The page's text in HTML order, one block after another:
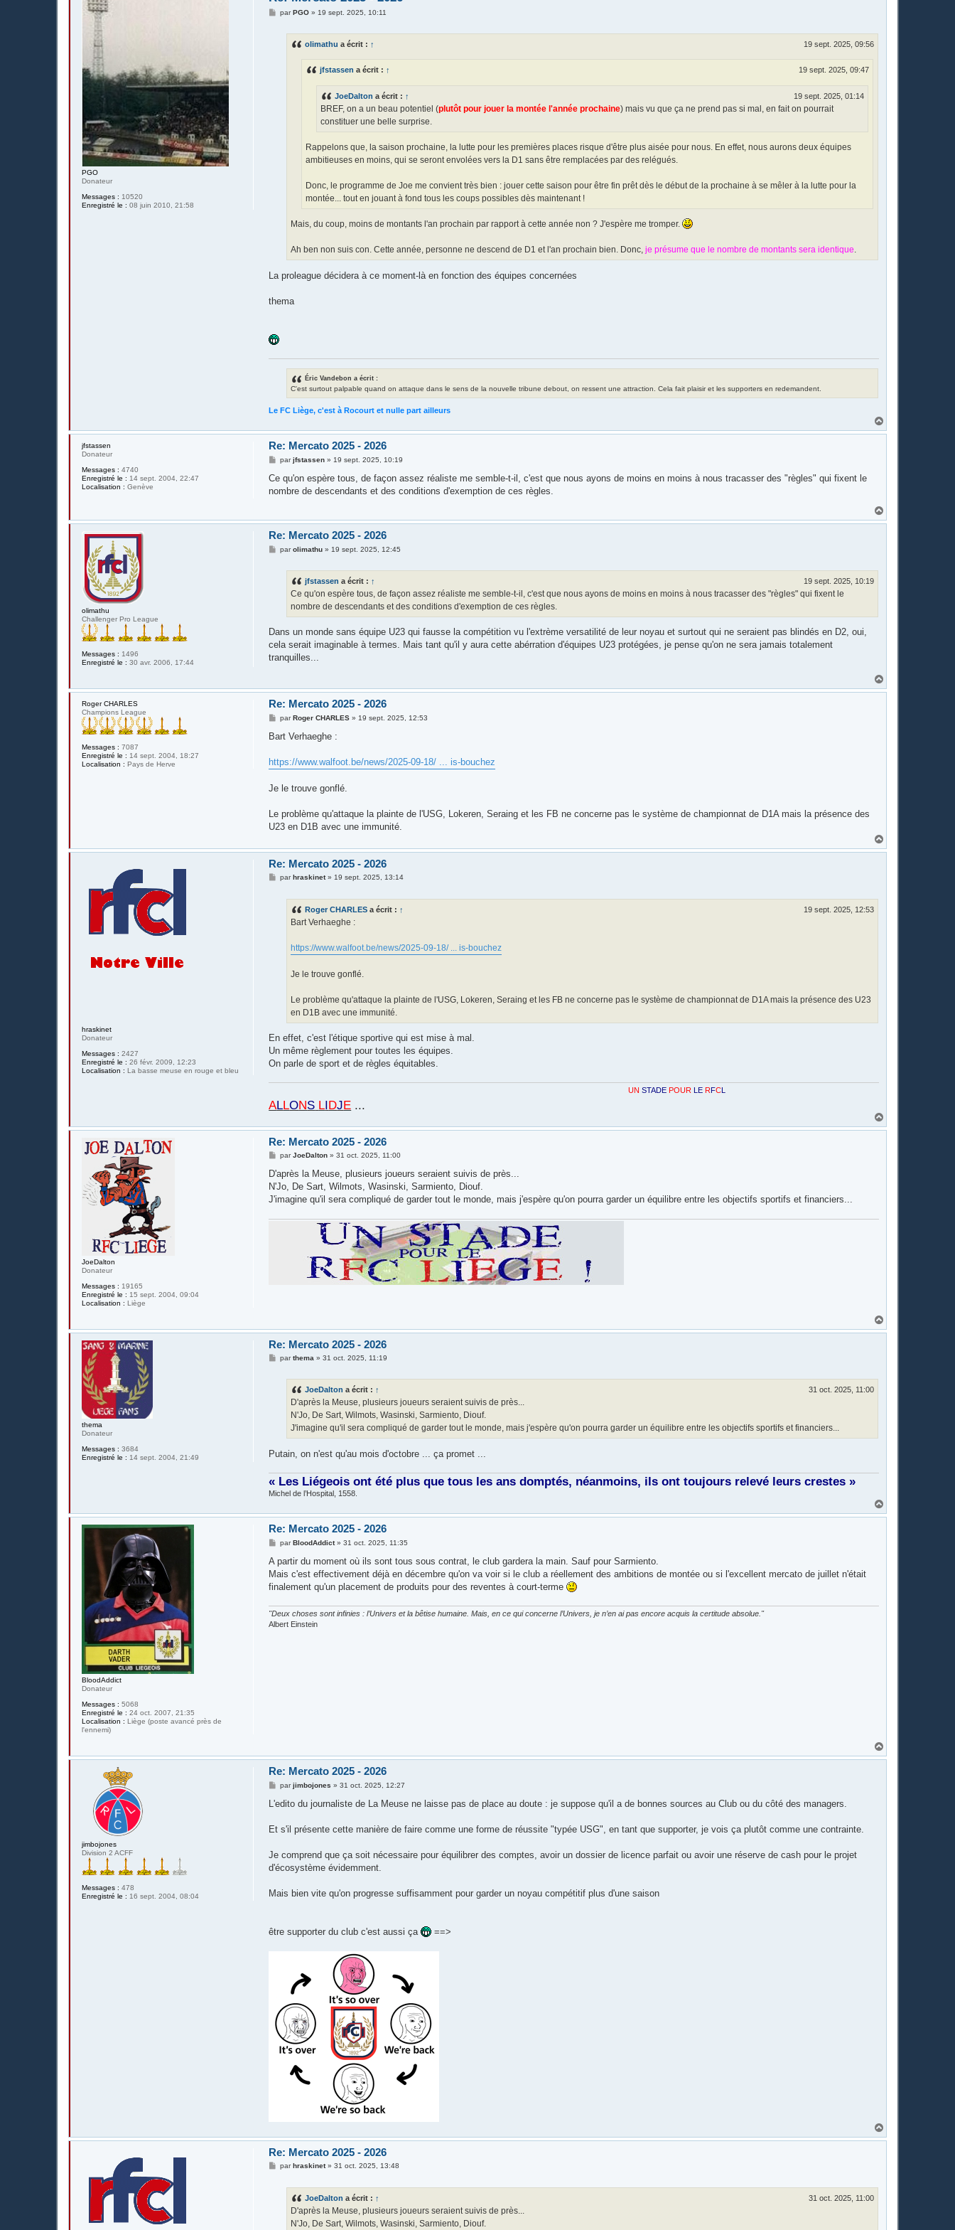
PGO
Donateur
Messages : 10520
Enregistré le : 08 juin 2010, 21:58
MparPGO » 19 sept. 2025, 10:11
olimathu a écrit : ↑ 19 sept. 2025, 09:56
jfstassen a écrit : ↑ 19 sept. 2025, 09:47
JoeDalton a écrit : ↑ 19 sept. 2025, 01:14
BREF, on a un beau potentiel (plutôt pour jouer la montée l'année prochaine) mais vu que ça ne prend pas si mal, en fait on pourrait
constituer une belle surprise.
Rappelons que, la saison prochaine, la lutte pour les premières places risque d'être plus aisée pour nous. En effet, nous aurons deux équipes
ambitieuses en moins, qui se seront envolées vers la D1 sans être remplacées par des relégués.
Donc, le programme de Joe me convient très bien : jouer cette saison pour être fin prêt dès le début de la prochaine à se mêler à la lutte pour la
montée... tout en jouant à fond tous les coups possibles dès maintenant !
Mais, du coup, moins de montants l'an prochain par rapport à cette année non ? J'espère me tromper.
Ah ben non suis con. Cette année, personne ne descend de D1 et l'an prochain bien. Donc,je présume que le nombre de montants sera identique.
La proleague décidera à ce moment-là en fonction des équipes concernées
thema
Éric Vandebon a écrit :
C'est surtout palpable quand on attaque dans le sens de la nouvelle tribune debout, on ressent une attraction. Cela fait plaisir et les supporters en redemandent.
Le FC Liège, c'est à Rocourt et nulle part ailleurs
a
jfstassen
Donateur
Messages : 4740
Enregistré le : 14 sept. 2004, 22:47
Localisation : Genève
Re: Mercato 2025 - 2026
M
s
a
parjfstassen » 19 sept. 2025, 10:19
Ce qu'on espère tous, de façon assez réaliste me semble-t-il, c'est que nous ayons de moins en moins à nous tracasser des "règles" qui fixent le
nombre de descendants et des conditions d'exemption de ces règles.
a
olimathu
Challenger Pro League
Messages : 1496
Enregistré le : 30 avr. 2006, 17:44
Re: Mercato 2025 - 2026
Mparolimathu » 19 sept. 2025, 12:45
jfstassen a écrit : ↑ 19 sept. 2025, 10:19
Ce qu'on espère tous, de façon assez réaliste me semble-t-il, c'est que nous ayons de moins en moins à nous tracasser des "règles" qui fixent le
nombre de descendants et des conditions d'exemption de ces règles.
Dans un monde sans équipe U23 qui fausse la compétition vu l'extrème versatilité de leur noyau et surtout qui ne seraient pas blindés en D2, oui,
cela serait imaginable à termes. Mais tant qu'il y aura cette abérration d'équipes U23 protégées, je pense qu'on ne sera jamais totalement
tranquilles...
a
Roger CHARLES
Champions League
Messages : 7087
Enregistré le : 14 sept. 2004, 18:27
Localisation : Pays de Herve
Re: Mercato 2025 - 2026
M
s
g
e
parRoger CHARLES » 19 sept. 2025, 12:53
Bart Verhaeghe :
https://www.walfoot.be/news/2025-09-18/ ... is-bouchez
Je le trouve gonflé.
Le problème qu'attaque la plainte de l'USG, Lokeren, Seraing et les FB ne concerne pas le système de championnat de D1A mais la présence des
U23 en D1B avec une immunité.
a
hraskinet
Donateur
Messages : 2427
Enregistré le : 26 févr. 2009, 12:23
Localisation : La basse meuse en rouge et bleu
Re: Mercato 2025 - 2026
Mparhraskinet»19 sept. 2025, 13:14
Roger CHARLES a écrit : ↑ 19 sept. 2025, 12:53
Bart Verhaeghe :
https://www.walfoot.be/news/2025-09-18/ ... is-bouchez
Je le trouve gonflé.
Le problème qu'attaque la plainte de l'USG, Lokeren, Seraing et les FB ne concerne pas le système de championnat de D1A mais la présence des U23
en D1B avec une immunité.
En effet, c'est l'étique sportive qui est mise à mal.
Un même règlement pour toutes les équipes.
On parle de sport et de règles équitables.
POUR LE RF CL
AL LONS L IDJE
a
JoeDalton
Donateur
Messages : 19165
Enregistré le : 15 sept. 2004, 09:04
Localisation : Liège
Re: Mercato 2025 - 2026
M
s
a
g
parJoeDalton »31 oct. 2025, 11:00
D'après la Meuse, plusieurs joueurs seraient suivis de près...
N'Jo, De Sart, Wilmots, Wasinski, Sarmiento, Diouf.
J'imagine qu'il sera compliqué de garder tout le monde, mais j'espère qu'on pourra garder un équilibre entre les objectifs sportifs et financiers...
a
thema
Donateur
Messages : 3684
Enregistré le : 14 sept. 2004, 21:49
Re: Mercato 2025 - 2026
Mparthema »31 oct. 2025, 11:19
JoeDalton a écrit : ↑ 31 oct. 2025, 11:00
D'après la Meuse, plusieurs joueurs seraient suivis de près...
N'Jo, De Sart, Wilmots, Wasinski, Sarmiento, Diouf.
J'imagine qu'il sera compliqué de garder tout le monde, mais j'espère qu'on pourra garder un équilibre entre les objectifs sportifs et financiers...
Putain, on n'est qu'au mois d'octobre ... ça promet ...
« Les Liégeois ont été plus que tous les ans domptés, néanmoins, ils ont toujours relevé leurs crestes »
Michel de l’Hospital, 1558.
a
BloodAddict
Donateur
Messages : 5068
Enregistré le : 24 oct. 2007, 21:35
Localisation : Liège (poste avancé près de
l'ennemi)
Re: Mercato 2025 - 2026
M
s
s
a
g
parBloodAddict»31 oct. 2025, 11:35
A partir du moment où ils sont tous sous contrat, le club gardera la main. Sauf pour Sarmiento.
Mais c'est effectivement déjà en décembre qu'on va voir si le club a réellement des ambitions de montée ou si l'excellent mercato de juillet n'était
finalement qu'un placement de produits pour des reventes à court-terme
"Deux choses sont infinies : l’Univers et la bêtise humaine. Mais, en ce qui concerne l’Univers, je n’en ai pas encore acquis la certitude absolue."
Albert Einstein
a
jimbojones
Division 2 ACFF
Messages : 478
Enregistré le : 16 sept. 2004, 08:04
Re: Mercato 2025 - 2026
M
s
g
parjimbojones »31 oct. 2025, 12:27
L'edito du journaliste de La Meuse ne laisse pas de place au doute : je suppose qu'il a de bonnes sources au Club ou du côté des managers.
Et s'il présente cette manière de faire comme une forme de réussite "typée USG", en tant que supporter, je vois ça plutôt comme une contrainte.
Je comprend que ça soit nécessaire pour équilibrer des comptes, avoir un dossier de licence parfait ou avoir une réserve de cash pour le projet
d'écosystème évidemment.
Mais bien vite qu'on progresse suffisamment pour garder un noyau compétitif plus d'une saison
être supporter du club c'est aussi ça ==>
a
Re: Mercato 2025 - 2026
Mpar hraskinet»31 oct. 2025, 13:48
JoeDalton a écrit : ↑ 31 oct. 2025, 11:00
D'après la Meuse, plusieurs joueurs seraient suivis de près...
N'Jo, De Sart, Wilmots, Wasinski, Sarmiento, Diouf.